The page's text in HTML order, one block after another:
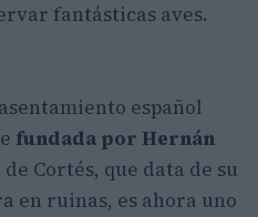
fantásticas aves.
español
fundada por Hernán
de Cortés, que data de su
en ruinas, es ahora uno